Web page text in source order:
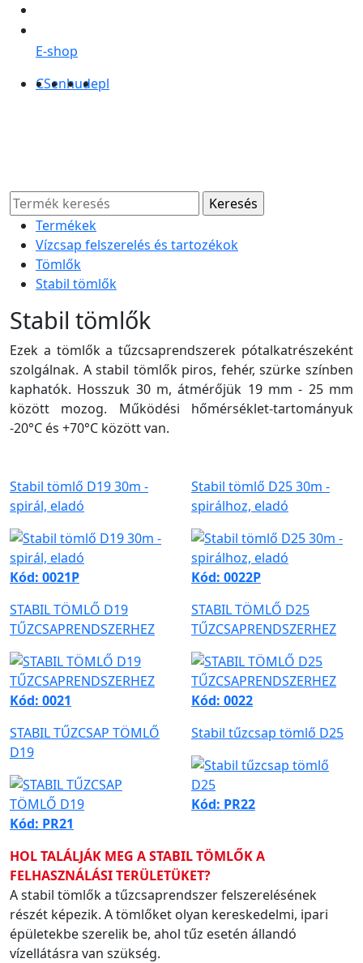
E-shop
CSenhudepl
Termékek
Vízcsap felszerelés és tartozékok
Tömlők
Stabil tömlők
Stabil tömlők
Ezek a tömlők a tűzcsaprendszerek pótalkatrészeként
szolgálnak. A stabil tömlők piros, fehér, szürke színben
kaphatók. Hosszuk 30 m, átmérőjük 19 mm - 25 mm
között mozog. Működési hőmérséklet-tartományuk
-20°C és +70°C között van.
Stabil tömlő D19 30m -
spirál, eladó
Kód: 0021P
Stabil tömlő D25 30m -
spirálhoz, eladó
Kód: 0022P
STABIL TÖMLŐ D19
TŰZCSAPRENDSZERHEZ
Kód: 0021
STABIL TÖMLŐ D25
TŰZCSAPRENDSZERHEZ
Kód: 0022
STABIL TŰZCSAP TÖMLŐ
D19
Kód: PR21
Stabil tűzcsap tömlő D25
Kód: PR22
HOL TALÁLJÁK MEG A STABIL TÖMLŐK A
FELHASZNÁLÁSI TERÜLETÜKET?
A stabil tömlők a tűzcsaprendszer felszerelésének
részét képezik. A tömlőket olyan kereskedelmi, ipari
épületekbe szerelik be, ahol tűz esetén állandó
vízellátásra van szükség.